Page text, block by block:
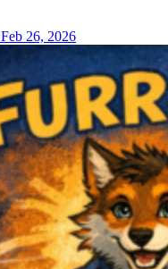
Feb 26, 2026